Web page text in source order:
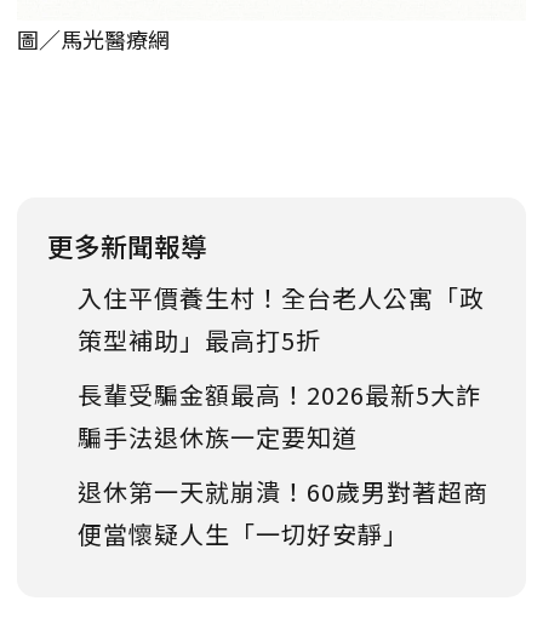
圖／馬光醫療網
更多新聞報導
入住平價養生村！全台老人公寓「政
策型補助」最高打5折
長輩受騙金額最高！2026最新5大詐
騙手法退休族一定要知道
退休第一天就崩潰！60歲男對著超商
便當懷疑人生「一切好安靜」